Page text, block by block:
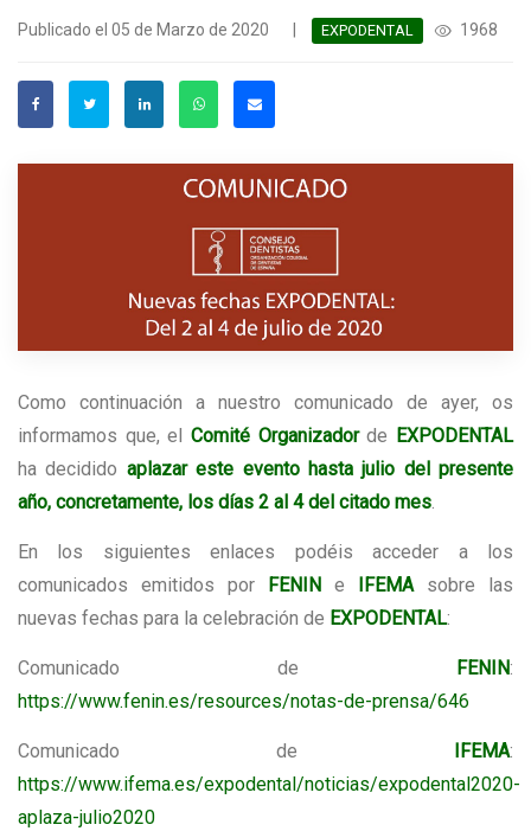
Publicado el 05 de Marzo de 2020 EXPODENTAL 1968
Como continuación a nuestro comunicado de ayer, os
informamos que, el Comité Organizadorde EXPODENTAL
ha decidido aplazar este evento hasta julio del presente
año, concretamente, los días 2 al 4 del citado mes
En los siguientes enlaces podéis acceder a los
comunicados emitidos por FENIN e IFEMA sobre las
nuevas fechas para la celebración de EXPODENTAL:
Comunicado de FENIN:
https://www.fenin.es/resources/notas-de-prensa/646
Comunicado de IFEMA:
https://www.ifema.es/expodental/noticias/expodental2020-
aplaza-julio2020